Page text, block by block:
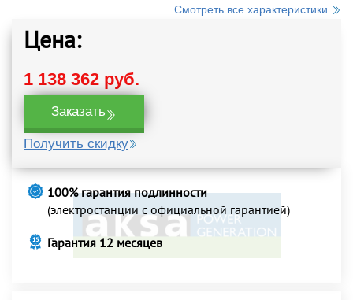
Смотреть все характеристики
Цена:
1 138 362 руб.
Заказать
Получить скидку
100% гарантия подлинности
(электростанции с официальной гарантией)
Гарантия 12 месяцев